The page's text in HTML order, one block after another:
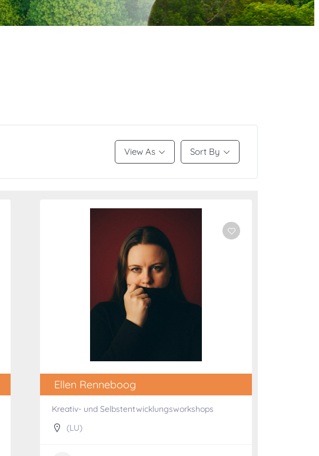
View As Sort By
Ellen Renneboog
Kreativ- und Selbstentwicklungsworkshops
(LU)